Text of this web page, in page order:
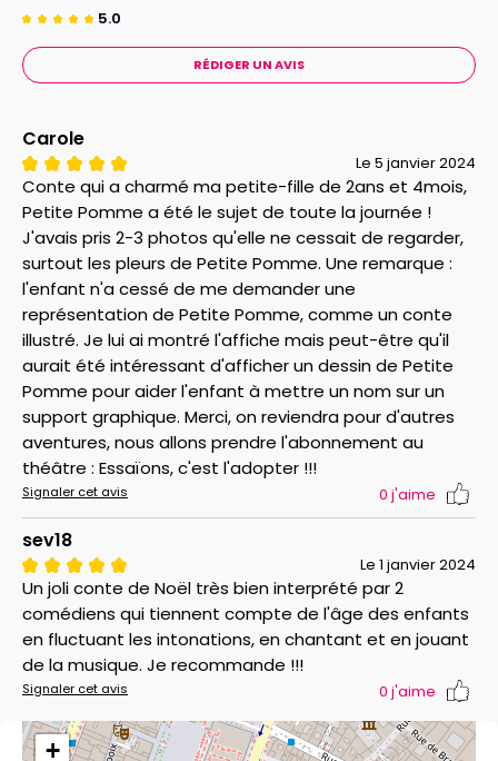
5.0
RÉDIGER UN AVIS
Carole
Le 5 janvier 2024
Conte qui a charmé ma petite-fille de 2ans et 4mois,
Petite Pomme a été le sujet de toute la journée !
J'avais pris 2-3 photos qu'elle ne cessait de regarder,
surtout les pleurs de Petite Pomme. Une remarque :
l'enfant n'a cessé de me demander une
représentation de Petite Pomme, comme un conte
illustré. Je lui ai montré l'affiche mais peut-être qu'il
aurait été intéressant d'afficher un dessin de Petite
Pomme pour aider l'enfant à mettre un nom sur un
support graphique. Merci, on reviendra pour d'autres
aventures, nous allons prendre l'abonnement au
théâtre : Essaïons, c'est l'adopter !!!
Signaler cet avis 0 j'aime
sev18
Le 1 janvier 2024
Un joli conte de Noël très bien interprété par 2
comédiens qui tiennent compte de l'âge des enfants
en fluctuant les intonations, en chantant et en jouant
de la musique. Je recommande !!!
Signaler cet avis 0 j'aime
+